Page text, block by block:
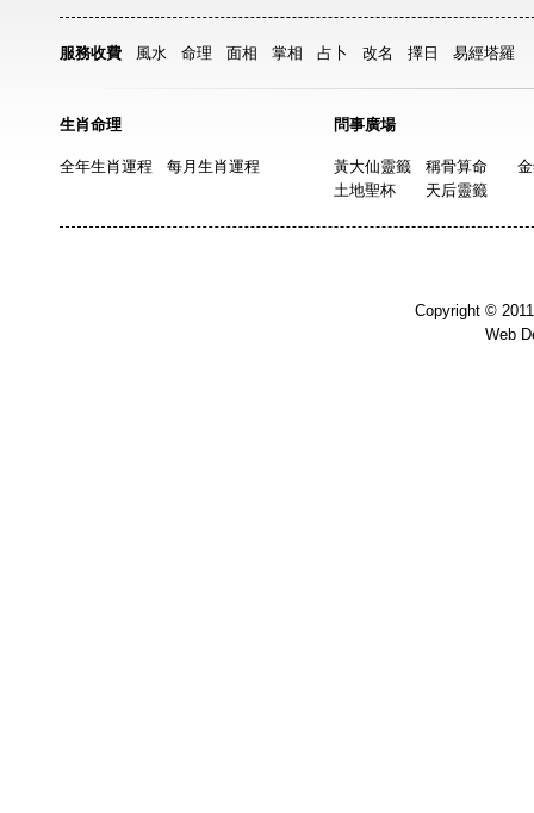
服務收費 風水 命理 面相 掌相 占卜 改名 擇日 易經塔羅
生肖命理
全年生肖運程 每月生肖運程
問事廣場
黃大仙靈籤 稱骨算命
土地聖杯
天后靈籤
Copyright ©
Web